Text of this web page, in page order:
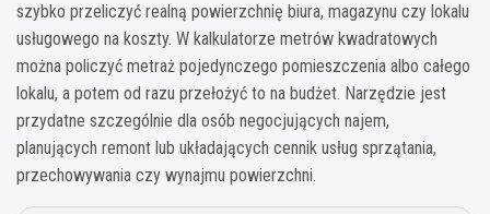
szybko przeliczyć realną powierzchnię biura, magazynu czy lokalu
usługowego na koszty. W kalkulatorze metrów kwadratowych
można policzyć metraż pojedynczego pomieszczenia albo całego
lokalu, a potem od razu przełożyć to na budżet. Narzędzie jest
przydatne szczególnie dla osób negocjujących najem,
planujących remont lub układających cennik usług sprzątania,
przechowywania czy wynajmu powierzchni.